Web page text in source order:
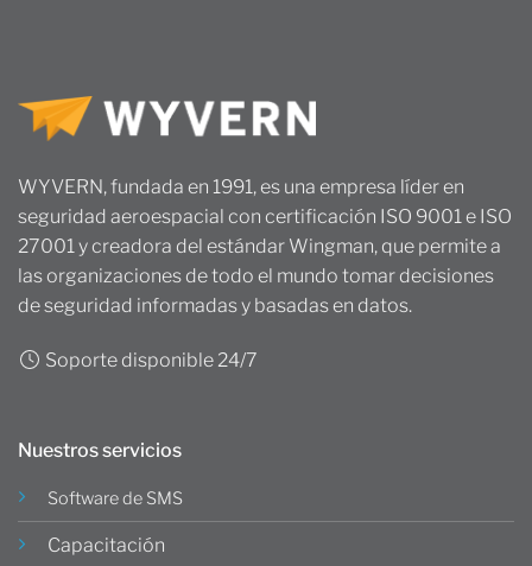
WYVERN, fundada en 1991, es una empresa líder en
seguridad aeroespacial con certificación ISO 9001 e ISO
27001 y creadora del estándar Wingman, que permite a
las organizaciones de todo el mundo tomar decisiones
de seguridad informadas y basadas en datos.
Soporte disponible 24/7
Nuestros servicios
Software de SMS
Capacitación